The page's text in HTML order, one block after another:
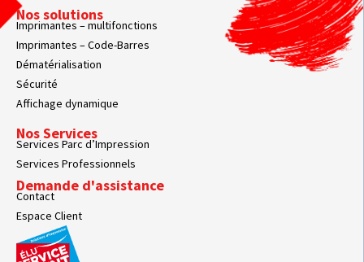
Nos solutions
Imprimantes – multifonctions
Imprimantes – Code-Barres
Dématérialisation
Sécurité
Affichage dynamique
Nos Services
Services Parc d’Impression
Services Professionnels
Demande d'assistance
Contact
Espace Client